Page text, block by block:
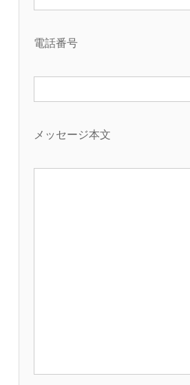
電話番号
メッセージ本文